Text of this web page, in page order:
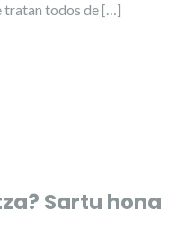
tratan todos de […]
Sartu hona